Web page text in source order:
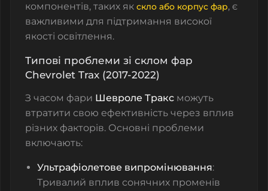
компонентів, таких як скло або корпус фар, є
важливими для підтримання високої
якості освітлення.
Типові проблеми зі склом фар
Chevrolet Trax (2017-2022)
З часом фари Шевроле Тракс можуть
втратити свою ефективність через вплив
різних факторів. Основні проблеми
включають:
Ультрафіолетове випромінювання:
Тривалий вплив сонячних променів